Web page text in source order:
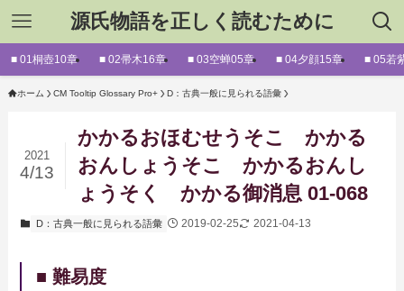
源氏物語を正しく読むために
■ 01桐壺10章 ■ 02帚木16章 ■ 03空蝉05章 ■ 04夕顔15章 ■ 05若
ホーム CM Tooltip Glossary Pro+ D：古典一般に見られる語彙
かかるおほむせうそこ かかる
おんしょうそこ かかるおんし
ょうそく かかる御消息 01-068
2021
4/13
D：古典一般に見られる語彙 2019-02-25 2021-04-13
■ 難易度